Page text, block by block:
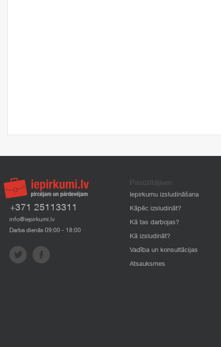
+371 25113311
info@iepirkumi.lv
Darba dienās 09:00 - 18:00
Pasūtītājiem
Iepirkumu izsludināšana
Kāpēc izsludināt?
Kā tas darbojas?
Kā izsludināt?
Vadība un konsultācijas
Atsauksmes